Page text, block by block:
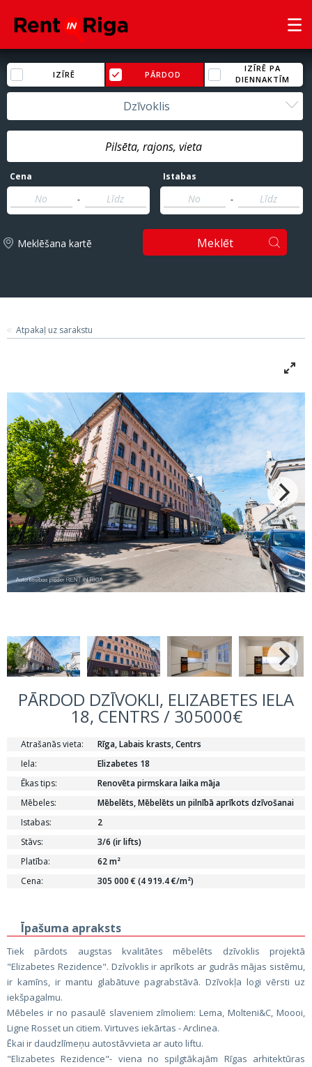
IZĪRĒ PĀRDOD
IZĪRĒ PA
DIENNAKTĪM
Dzīvoklis
Cena
-
Istabas
-
Meklēšana kartē Meklēt
Atpakaļ uz sarakstu
PĀRDOD DZĪVOKLI, ELIZABETES IELA
18, CENTRS / 305000€
Atrašanās vieta:
Rīga, Labais krasts, Centrs
Iela:
Elizabetes 18
Ēkas tips:
Renovēta pirmskara laika māja
Mēbeles:
Mēbelēts, Mēbelēts un pilnībā aprīkots dzīvošanai
Istabas:
2
Stāvs:
3/6 (ir lifts)
Platība:
62 m²
Cena:
305 000 € (4 919.4 €/m²)
Īpašuma apraksts
Tiek pārdots augstas kvalitātes mēbelēts dzīvoklis projektā
"Elizabetes Rezidence". Dzīvoklis ir aprīkots ar gudrās mājas sistēmu,
ir kamīns, ir mantu glabātuve pagrabstāvā. Dzīvokļa logi vērsti uz
iekšpagalmu.
Mēbeles ir no pasaulē slaveniem zīmoliem: Lema, Molteni&C, Moooi,
Ligne Rosset un citiem. Virtuves iekārtas - Arclinea.
Ēkai ir daudzlīmeņu autostāvvieta ar auto liftu.
"Elizabetes Rezidence"- viena no spilgtākajām Rīgas arhitektūras